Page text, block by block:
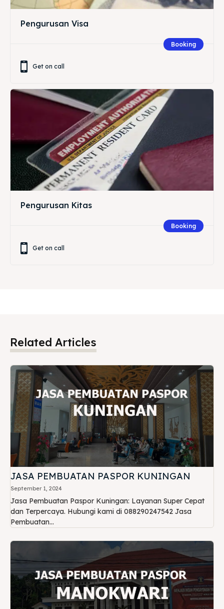
Pengurusan Visa
Booking
Get on call
Pengurusan Kitas
Booking
Get on call
Related Articles
JASA PEMBUATAN PASPOR KUNINGAN
September 1, 2024
Jasa Pembuatan Paspor Kuningan: Layanan Super Cepat
dan Terpercaya. Hubungi kami di 088290247542 Jasa
Pembuatan...